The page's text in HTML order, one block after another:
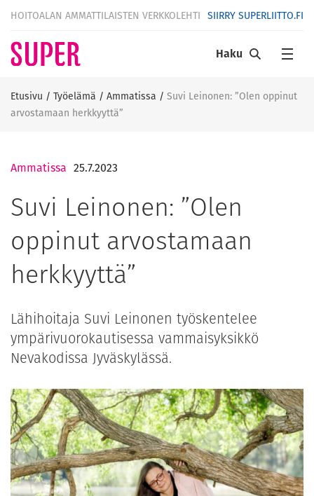
HOITOALAN AMMATTILAISTEN VERKKOLEHTI SIIRRY SUPERLIITTO.FI
Haku
Etusivu / Työelämä / Ammatissa / Suvi Leinonen: ”Olen oppinut
arvostamaan herkkyyttä”
Ammatissa 25.7.2023
Suvi Leinonen: ”Olen
oppinut arvostamaan
herkkyyttä”
Lähihoitaja Suvi Leinonen työskentelee
ympärivuorokautisessa vammaisyksikkö
Nevakodissa Jyväskylässä.